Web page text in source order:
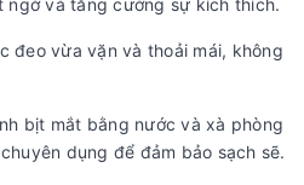
và tăng cường sự kích thích.
đeo vừa vặn và thoải mái, không
bịt mắt bằng nước và xà phòng
dụng để đảm bảo sạch sẽ.